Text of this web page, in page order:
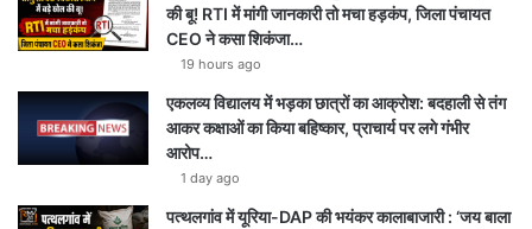
की बू! RTI में मांगी जानकारी तो मचा हड़कंप, जिला पंचायत
CEO ने कसा शिकंजा…
19 hours ago
एकलव्य विद्यालय में भड़का छात्रों का आक्रोश: बदहाली से तंग
आकर कक्षाओं का किया बहिष्कार, प्राचार्य पर लगे गंभीर
आरोप…
1 day ago
पत्थलगांव में यूरिया-DAP की भयंकर कालाबाजारी : ‘जय बाला